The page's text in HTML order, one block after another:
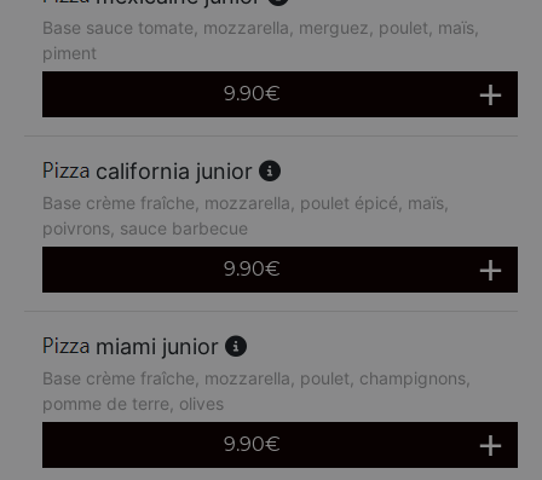
Base sauce tomate, mozzarella, merguez, poulet, maïs,
piment
9.90€
california junior
Base crème fraîche, mozzarella, poulet épicé, maïs,
poivrons, sauce barbecue
9.90€
miami junior
Base crème fraîche, mozzarella, poulet, champignons,
pomme de terre, olives
9.90€